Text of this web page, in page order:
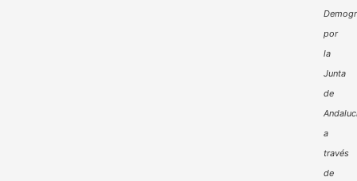
por
la
Junta
de
a
través
de